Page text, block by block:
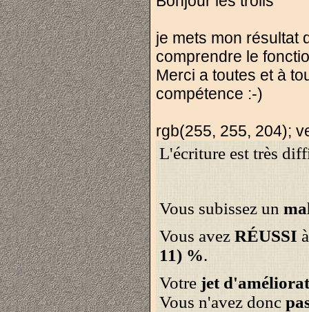
je mets mon résultat
comprendre le
Merci a toutes et à
compétence :-)
rgb(255, 255, 204);
L'écriture est très
Vous subissez un
Vous avez RÉUSSI
11) %.
Votre jet
Vous n'avez donc